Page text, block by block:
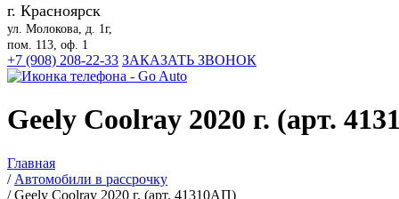
г. Красноярск
ул. Молокова, д. 1г,
пом. 113, оф. 1
+7 (908) 208-22-33 ЗАКАЗАТЬ ЗВОНОК
Geely Coolray 2020 г. (арт.
Главная
/ Автомобили в рассрочку
/Geely Coolray 2020 г. (арт. 41310АП)